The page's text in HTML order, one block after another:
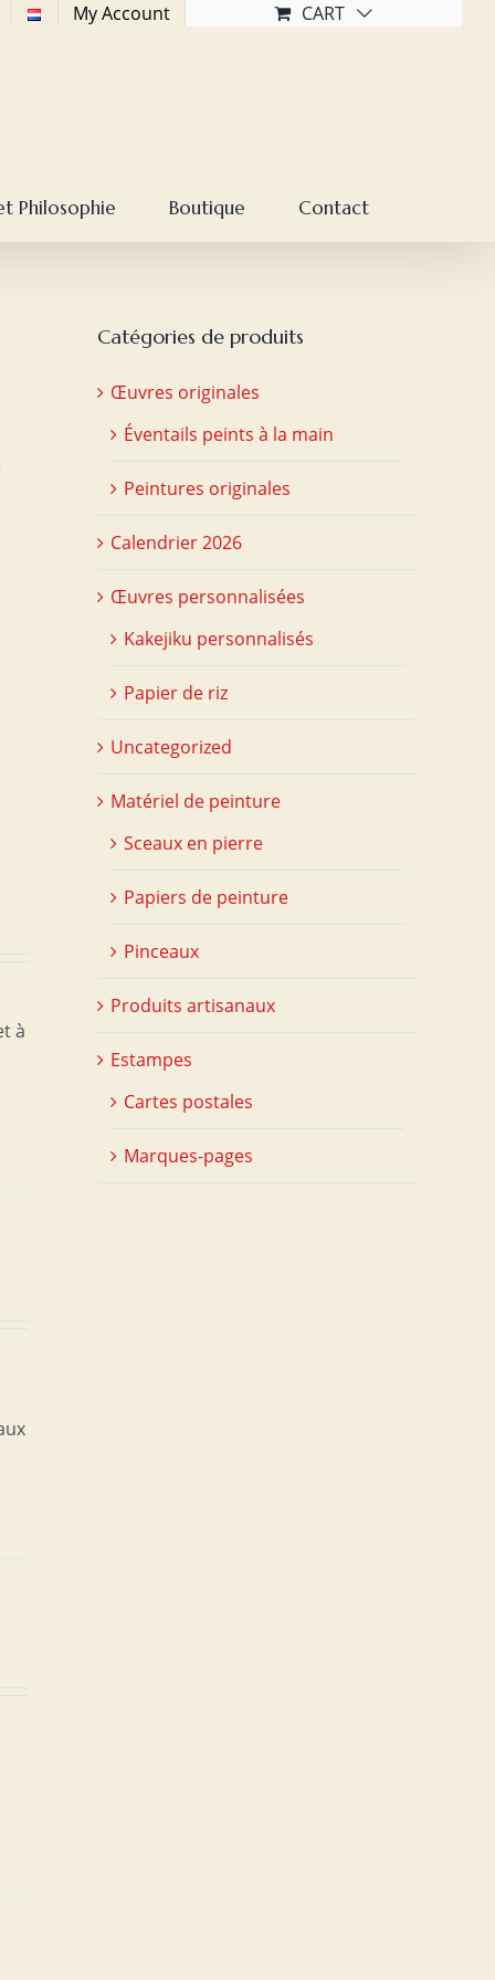
My Account CART
Philosophie Boutique Contact
à
Catégories de produits
Œuvres originales
Éventails peints à la main
Peintures originales
Calendrier 2026
Œuvres personnalisées
Kakejiku personnalisés
Papier de riz
Uncategorized
Matériel de peinture
Sceaux en pierre
Papiers de peinture
Pinceaux
Produits artisanaux
Estampes
Cartes postales
Marques-pages